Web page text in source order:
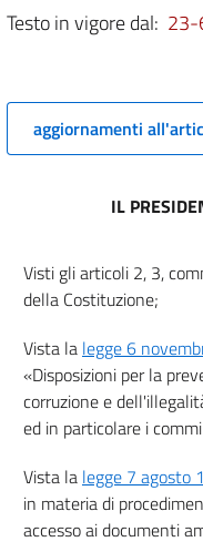
5
Pubblicazione dei
8
9 bis
10
11
12
Obblighi di
Testo in vigore dal:
aggiornamenti
IL
Visti gli articoli 2, 3,
della Costituzione;
Vista la legge 6
«Disposizioni per la
corruzione e
ed in particolare i
Vista la legge 7 agosto
in materia di
accesso ai documenti